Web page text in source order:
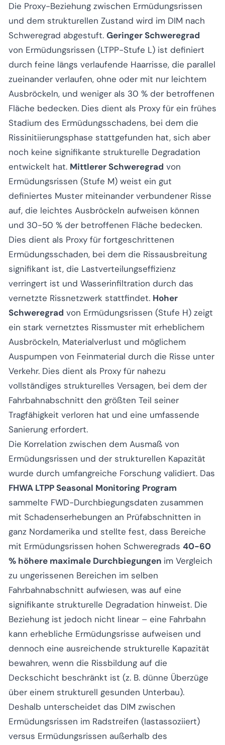
Die Proxy-Beziehung zwischen Ermüdungsrissen
und dem strukturellen Zustand wird im DIM nach
Schweregrad abgestuft. Geringer Schweregrad
von Ermüdungsrissen (LTPP-Stufe L) ist definiert
durch feine längs verlaufende Haarrisse, die parallel
zueinander verlaufen, ohne oder mit nur leichtem
Ausbröckeln, und weniger als 30 % der betroffenen
Fläche bedecken. Dies dient als Proxy für ein frühes
Stadium des Ermüdungsschadens, bei dem die
Rissinitiierungsphase stattgefunden hat, sich aber
noch keine signifikante strukturelle Degradation
entwickelt hat. Mittlerer Schweregrad von
Ermüdungsrissen (Stufe M) weist ein gut
definiertes Muster miteinander verbundener Risse
auf, die leichtes Ausbröckeln aufweisen können
und 30-50 % der betroffenen Fläche bedecken.
Dies dient als Proxy für fortgeschrittenen
Ermüdungsschaden, bei dem die Rissausbreitung
signifikant ist, die Lastverteilungseffizienz
verringert ist und Wasserinfiltration durch das
vernetzte Rissnetzwerk stattfindet. Hoher
Schweregrad von Ermüdungsrissen (Stufe H) zeigt
ein stark vernetztes Rissmuster mit erheblichem
Ausbröckeln, Materialverlust und möglichem
Auspumpen von Feinmaterial durch die Risse unter
Verkehr. Dies dient als Proxy für nahezu
vollständiges strukturelles Versagen, bei dem der
Fahrbahnabschnitt den größten Teil seiner
Tragfähigkeit verloren hat und eine umfassende
Sanierung erfordert.
Die Korrelation zwischen dem Ausmaß von
Ermüdungsrissen und der strukturellen Kapazität
wurde durch umfangreiche Forschung validiert. Das
FHWA LTPP Seasonal Monitoring Program
sammelte FWD-Durchbiegungsdaten zusammen
mit Schadenserhebungen an Prüfabschnitten in
ganz Nordamerika und stellte fest, dass Bereiche
mit Ermüdungsrissen hohen Schweregrads 40-60
% höhere maximale Durchbiegungen im Vergleich
zu ungerissenen Bereichen im selben
Fahrbahnabschnitt aufwiesen, was auf eine
signifikante strukturelle Degradation hinweist. Die
Beziehung ist jedoch nicht linear – eine Fahrbahn
kann erhebliche Ermüdungsrisse aufweisen und
dennoch eine ausreichende strukturelle Kapazität
bewahren, wenn die Rissbildung auf die
Deckschicht beschränkt ist (z. B. dünne Überzüge
über einem strukturell gesunden Unterbau).
Deshalb unterscheidet das DIM zwischen
Ermüdungsrissen im Radstreifen (lastassoziiert)
versus Ermüdungsrissen außerhalb des